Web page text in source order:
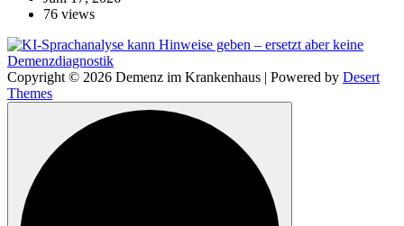
76 views
Copyright © 2026 Demenz im Krankenhaus | Powered by Desert
Themes